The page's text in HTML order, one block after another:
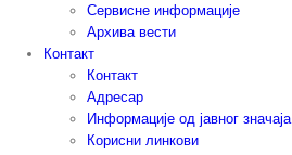
Сервисне информације
Архива вести
Контакт
Контакт
Адресар
Информације од јавног значаја
Корисни линкови